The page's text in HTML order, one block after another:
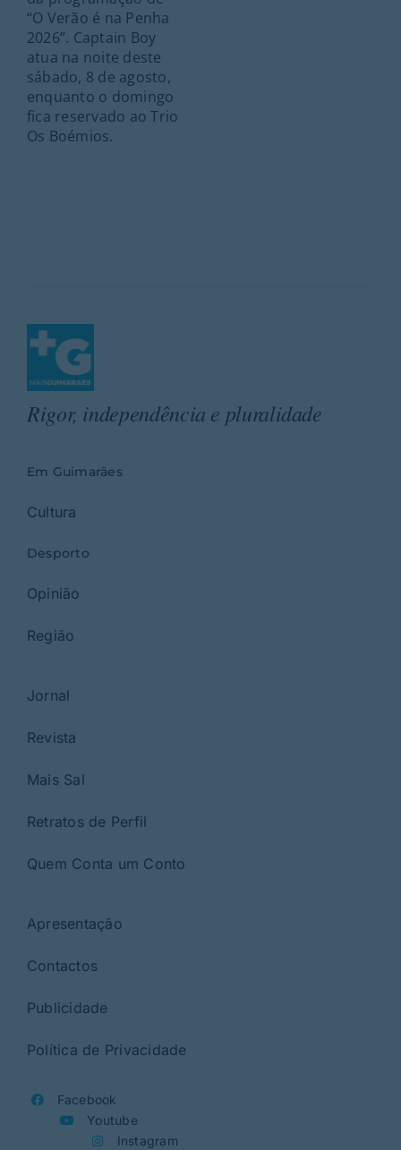
“O Verão é na Penha
2026”. Captain Boy
atua na noite deste
sábado, 8 de agosto,
enquanto o domingo
fica reservado ao Trio
Os Boémios.
Rigor, independência e pluralidade
Em Guimarães
Cultura
Desporto
Opinião
Região
Jornal
Revista
Mais Sal
Retratos de Perfil
Quem Conta um Conto
Apresentação
Contactos
Publicidade
Política de Privacidade
Facebook
Youtube
Instagram